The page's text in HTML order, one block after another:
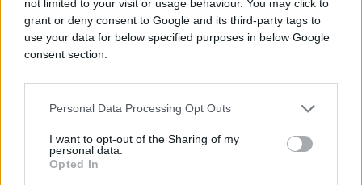
not limited to your visit or usage behaviour. You may click to
grant or deny consent to Google and its third-party tags to
use your data for below specified purposes in below Google
consent section.
Personal Data Processing Opt Outs
I want to opt-out of the Sharing of my
personal data.
Opted In
- Opustite ramena i ruke
Redovno istežite mišiće ramena i ruku kako bi ih